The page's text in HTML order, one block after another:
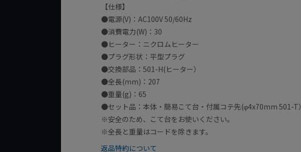
【仕様】
●電源(V)：AC100V 50/60Hz
●消費電力(W)：30
●ヒーター：ニクロムヒーター
●プラグ形状：平型プラグ
●交換部品：501-H(ヒーター）
●全長(mm)：207
●重量(g)：65
●セット品：本体・簡易こて台・付属コテ先(φ4x70mm 501-T）
※安全のため、こて台をお使いください。
※全長と重量はコードを除きます。
返品特約について